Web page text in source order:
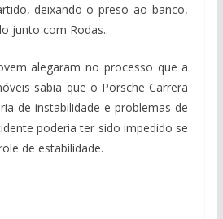
deixando-o preso ao banco,
junto com Rodas..
alegaram no processo que a
sabia que o Porsche Carrera
de instabilidade e problemas de
poderia ter sido impedido se
de estabilidade.